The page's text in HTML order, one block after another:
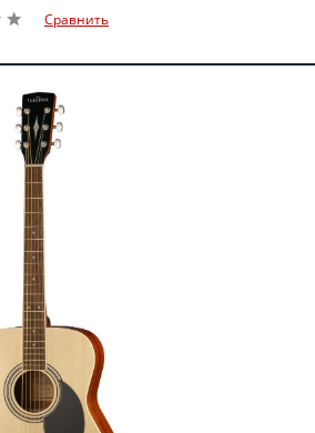
Сравнить